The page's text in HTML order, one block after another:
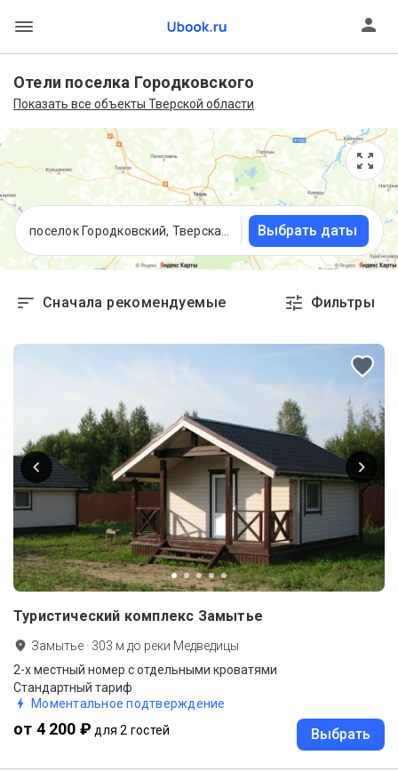
Отели поселка Городковского
Показать все объекты Тверской области
Выбрать даты
Сначала рекомендуемые Фильтры
Туристический комплекс Замытье
Замытье · 303 м до реки Медведицы
2-х местный номер с отдельными кроватями
Стандартный тариф
Моментальное подтверждение
от 4 200 ₽ для 2 гостей Выбрать